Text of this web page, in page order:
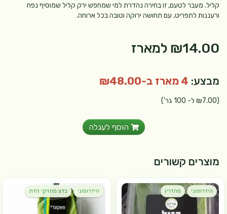
קליל. מעבר לטעם, זו בחירה נהדרת למי שמחפש ירק קליל שמוסיף נפח
ורעננות לתפריט, עם תחושה ירוקה וטובה בכל ארוחה.
₪14.00 למארז
מבצע: 4 מארז ב-₪48.00
(₪7.00 ל- 100 גר')
הוסף לעגלה
מוצרים קשורים
הידרופוני מהדרין הידרופוני בדצ מחזיקי הדת